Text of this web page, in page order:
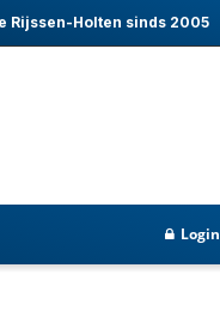
Rijssen-Holten sinds 2005
Login